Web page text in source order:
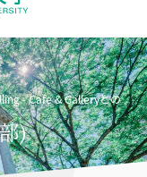
- Cafe & Galleryとの
)